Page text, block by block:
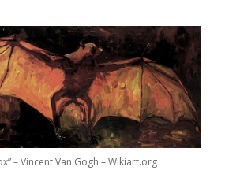
– Vincent Van Gogh – Wikiart.org